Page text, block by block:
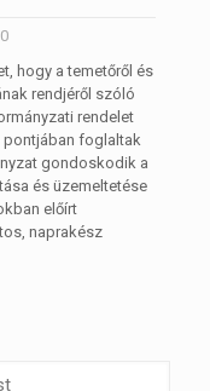
0
hogy a temetőről és
rendjéről szóló
rendelet
foglaltak
gondoskodik a
és üzemeltetése
előírt
naprakész